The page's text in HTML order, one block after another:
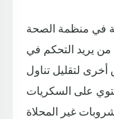
في منظمة الصحة
من يريد التحكم في
لتقليل تناول
على السكريات